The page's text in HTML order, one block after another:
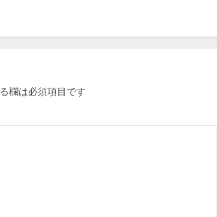
欄は必須項目です